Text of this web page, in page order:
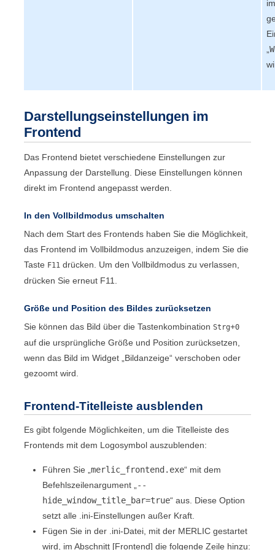
„
Darstellungseinstellungen im
Frontend
Das Frontend bietet verschiedene Einstellungen zur
Anpassung der Darstellung. Diese Einstellungen können
direkt im Frontend angepasst werden.
In den Vollbildmodus umschalten
Nach dem Start des Frontends haben Sie die Möglichkeit,
das Frontend im Vollbildmodus anzuzeigen, indem Sie die
Taste F11 drücken. Um den Vollbildmodus zu verlassen,
drücken Sie erneut F11.
Größe und Position des Bildes zurücksetzen
Sie können das Bild über die TastenkombinationStrg+0
auf die ursprüngliche Größe und Position zurücksetzen,
wenn das Bild im Widget „ Bildanzeige“ verschoben oder
gezoomt wird.
Frontend-Titelleiste ausblenden
Es gibt folgende Möglichkeiten, um die Titelleiste des
Frontends mit dem Logosymbol auszublenden:
Führen Sie „merlic_frontend.exe“ mit dem
Befehlszeilenargument „
--
hide_window_title_bar=true“ aus. Diese Option
setzt alle .ini-Einstellungen außer Kraft.
Fügen Sie in der .ini-Datei, mit der MERLIC gestartet
wird, im Abschnitt [Frontend] die folgende Zeile hinzu: